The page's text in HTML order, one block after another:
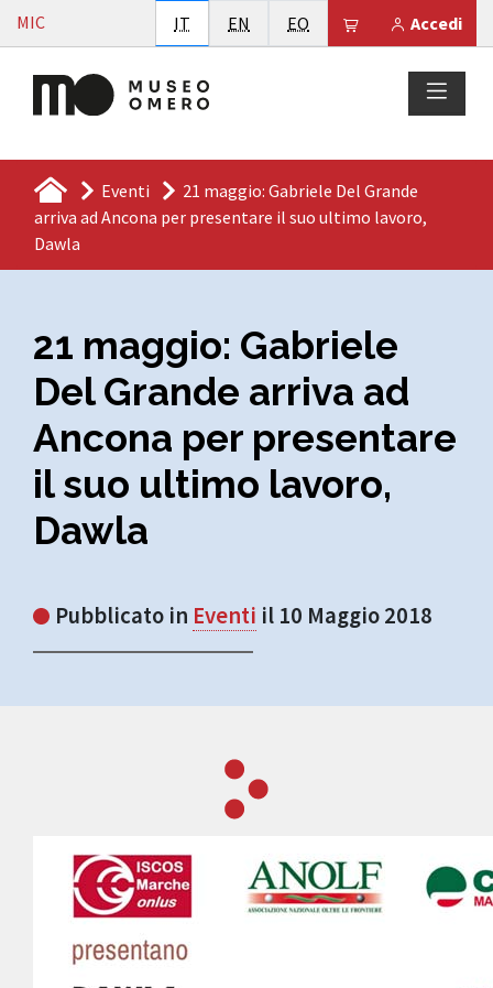
Vai al contenuto
MIC Accedi
Il tuo carrello è
IT Italiano
EN English
EO Esperanto
Eventi
21 maggio: Gabriele Del Grande
arriva ad Ancona per presentare il suo ultimo lavoro,
Dawla
21 maggio: Gabriele
Del Grande arriva ad
Ancona per presentare
il suo ultimo lavoro,
Dawla
Pubblicato in Eventi il 10 Maggio 2018